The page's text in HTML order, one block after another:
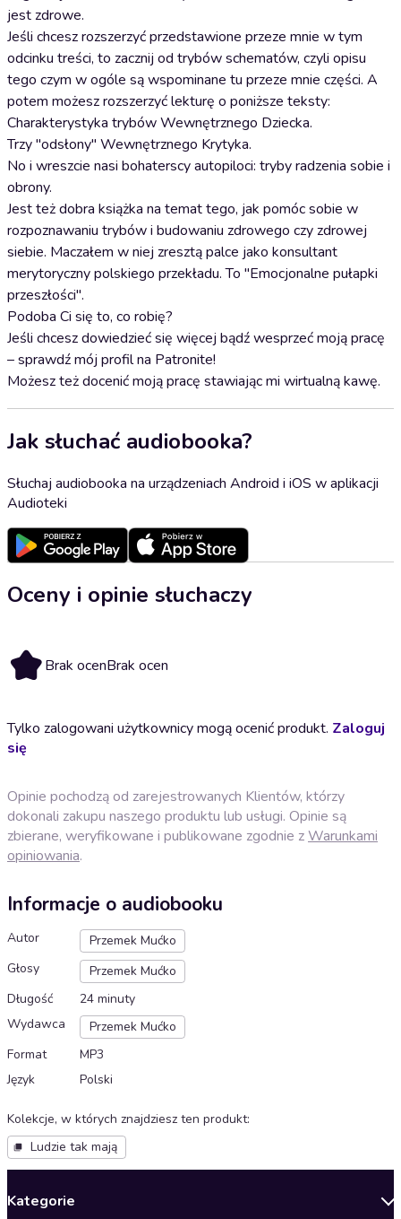
jest zdrowe.
Jeśli chcesz rozszerzyć przedstawione przeze mnie w tym
odcinku treści, to zacznij od trybów schematów, czyli opisu
tego czym w ogóle są wspominane tu przeze mnie części. A
potem możesz rozszerzyć lekturę o poniższe teksty:
Charakterystyka trybów Wewnętrznego Dziecka.
Trzy "odsłony" Wewnętrznego Krytyka.
No i wreszcie nasi bohaterscy autopiloci: tryby radzenia sobie i
obrony.
Jest też dobra książka na temat tego, jak pomóc sobie w
rozpoznawaniu trybów i budowaniu zdrowego czy zdrowej
siebie. Maczałem w niej zresztą palce jako konsultant
merytoryczny polskiego przekładu. To "Emocjonalne pułapki
przeszłości".
Podoba Ci się to, co robię?
Jeśli chcesz dowiedzieć się więcej bądź wesprzeć moją pracę
– sprawdź mój profil na Patronite!
Możesz też docenić moją pracę stawiając mi wirtualną kawę.
Jak słuchać audiobooka?
Słuchaj audiobooka na urządzeniach Android i iOS w aplikacji
Audioteki
Oceny i opinie słuchaczy
Brak ocenBrak ocen
Tylko zalogowani użytkownicy mogą ocenić produkt. Zaloguj
się
Opinie pochodzą od zarejestrowanych Klientów, którzy
dokonali zakupu naszego produktu lub usługi. Opinie są
zbierane, weryfikowane i publikowane zgodnie zWarunkami
opiniowania.
Informacje o audiobooku
Autor
Przemek Mućko
Głosy
Przemek Mućko
Długość
24 minuty
Wydawca
Przemek Mućko
Format
MP3
Język
Polski
Kolekcje, w których znajdziesz ten produkt:
Ludzie tak mają
Kategorie